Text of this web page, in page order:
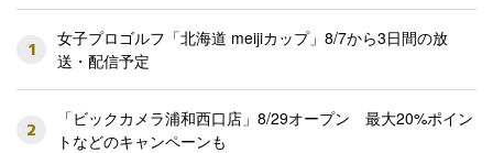
1
女子プロゴルフ「北海道 meijiカップ」8/7から3日間の放
送・配信予定
2
「ビックカメラ浦和西口店」8/29オープン 最大20%ポイン
トなどのキャンペーンも